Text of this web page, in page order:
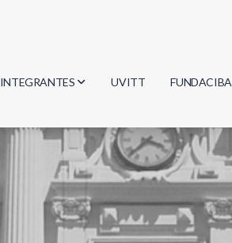
INTEGRANTES
Investigadores
Estudiantes
Egresados
UVITT FUNDACIBA